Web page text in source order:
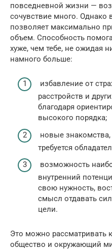
повседневной жизни —
сочувствие много. Однако
позволяет максимально
объем. Способность
хуже, чем тебе, не ожидая
намного больше:
избавление от
расстройств и
благодаря
высокого порядка;
новые
требуется
возможность
внутренний
свою нужность,
смысл отдавать
цели.
Это можно рассматривать
общество и окружающий